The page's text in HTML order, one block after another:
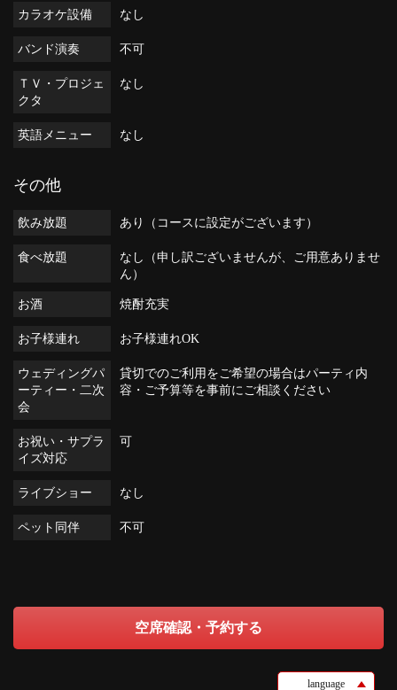
カラオケ設備 なし
バンド演奏 不可
ＴＶ・プロジェ
クタ
なし
英語メニュー なし
その他
飲み放題 あり（コースに設定がございます）
食べ放題
なし（申し訳ございませんが、ご用意ありませ
ん）
お酒 焼酎充実
お子様連れ お子様連れOK
ウェディングパ
ーティー・二次
会
貸切でのご利用をご希望の場合はパーティ内
容・ご予算等を事前にご相談ください
お祝い・サプラ
イズ対応
可
ライブショー なし
ペット同伴 不可
空席確認・予約する
language